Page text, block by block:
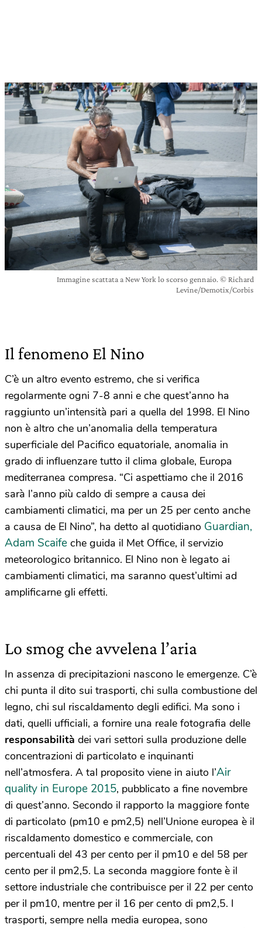
Immagine scattata a New York lo scorso gennaio. © Richard
Levine/Demotix/Corbis
Il fenomeno El Nino
C’è un altro evento estremo, che si verifica
regolarmente ogni 7-8 anni e che quest’anno ha
raggiunto un’intensità pari a quella del 1998. El Nino
non è altro che un’anomalia della temperatura
superficiale del Pacifico equatoriale, anomalia in
grado di influenzare tutto il clima globale, Europa
mediterranea compresa. “Ci aspettiamo che il 2016
sarà l’anno più caldo di sempre a causa dei
cambiamenti climatici, ma per un 25 per cento anche
a causa de El Nino”, ha detto al quotidiano Guardian,
Adam Scaife che guida il Met Office, il servizio
meteorologico britannico. El Nino non è legato ai
cambiamenti climatici, ma saranno quest’ultimi ad
amplificarne gli effetti.
Lo smog che avvelena l’aria
In assenza di precipitazioni nascono le emergenze. C’è
chi punta il dito sui trasporti, chi sulla combustione del
legno, chi sul riscaldamento degli edifici. Ma sono i
dati, quelli ufficiali, a fornire una reale fotografia delle
responsabilità dei vari settori sulla produzione delle
concentrazioni di particolato e inquinanti
nell’atmosfera. A tal proposito viene in aiuto l’Air
quality in Europe 2015, pubblicato a fine novembre
di quest’anno. Secondo il rapporto la maggiore fonte
di particolato (pm10 e pm2,5) nell’Unione europea è il
riscaldamento domestico e commerciale, con
percentuali del 43 per cento per il pm10 e del 58 per
cento per il pm2,5. La seconda maggiore fonte è il
settore industriale che contribuisce per il 22 per cento
per il pm10, mentre per il 16 per cento di pm2,5. I
trasporti, sempre nella media europea, sono